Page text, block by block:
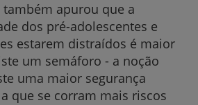
também apurou que a
dos pré-adolescentes e
estarem distraídos é maior
um semáforo - a noção
uma maior segurança
que se corram mais riscos